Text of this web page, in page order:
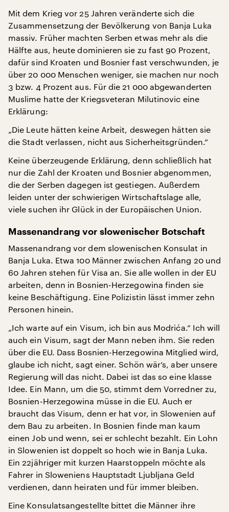
Mit dem Krieg vor 25 Jahren veränderte sich die
Zusammensetzung der Bevölkerung von Banja Luka
massiv. Früher machten Serben etwas mehr als die
Hälfte aus, heute dominieren sie zu fast 90 Prozent,
dafür sind Kroaten und Bosnier fast verschwunden, je
über 20 000 Menschen weniger, sie machen nur noch
3 bzw. 4 Prozent aus. Für die 21 000 abgewanderten
Muslime hatte der Kriegsveteran Milutinovic eine
Erklärung:
„Die Leute hätten keine Arbeit, deswegen hätten sie
die Stadt verlassen, nicht aus Sicherheitsgründen.“
Keine überzeugende Erklärung, denn schließlich hat
nur die Zahl der Kroaten und Bosnier abgenommen,
die der Serben dagegen ist gestiegen. Außerdem
leiden unter der schwierigen Wirtschaftslage alle,
viele suchen ihr Glück in der Europäischen Union.
Massenandrang vor slowenischer Botschaft
Massenandrang vor dem slowenischen Konsulat in
Banja Luka. Etwa 100 Männer zwischen Anfang 20 und
60 Jahren stehen für Visa an. Sie alle wollen in der EU
arbeiten, denn in Bosnien-Herzegowina finden sie
keine Beschäftigung. Eine Polizistin lässt immer zehn
Personen hinein.
„Ich warte auf ein Visum, ich bin aus Modrića.“ Ich will
auch ein Visum, sagt der Mann neben ihm. Sie reden
über die EU. Dass Bosnien-Herzegowina Mitglied wird,
glaube ich nicht, sagt einer. Schön wär‘s, aber unsere
Regierung will das nicht. Dabei ist das so eine klasse
Idee. Ein Mann, um die 50, stimmt dem Vorredner zu,
Bosnien-Herzegowina müsse in die EU. Auch er
braucht das Visum, denn er hat vor, in Slowenien auf
dem Bau zu arbeiten. In Bosnien finde man kaum
einen Job und wenn, sei er schlecht bezahlt. Ein Lohn
in Slowenien ist doppelt so hoch wie in Banja Luka.
Ein 22jähriger mit kurzen Haarstoppeln möchte als
Fahrer in Sloweniens Hauptstadt Ljubljana Geld
verdienen, dann heiraten und für immer bleiben.
Eine Konsulatsangestellte bittet die Männer ihre